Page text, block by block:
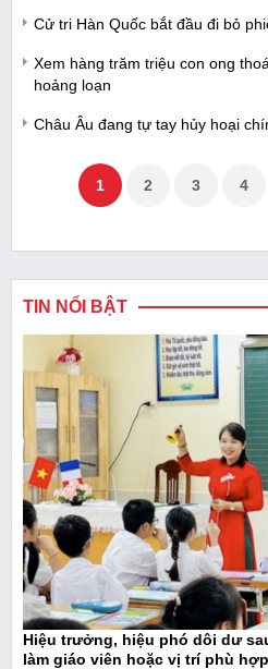
Cử tri Hàn Quốc bắt đầu đi bỏ
Xem hàng trăm triệu con ong
hoảng loạn
Châu Âu đang tự tay hủy hoại
1 2 3 4
TIN NỔI BẬT
Hiệu trưởng, hiệu phó dôi dư
làm giáo viên hoặc vị trí phù hợp